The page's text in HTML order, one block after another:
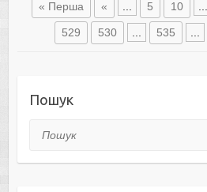
« Перша « 5 10
529 530 535
Пошук
Пошук